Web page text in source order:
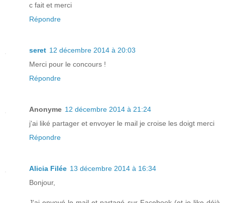
c fait et merci
Répondre
seret 12 décembre 2014 à 20:03
Merci pour le concours !
Répondre
Anonyme 12 décembre 2014 à 21:24
j'ai liké partager et envoyer le mail je croise les doigt merci
Répondre
Alicia Filée 13 décembre 2014 à 16:34
Bonjour,